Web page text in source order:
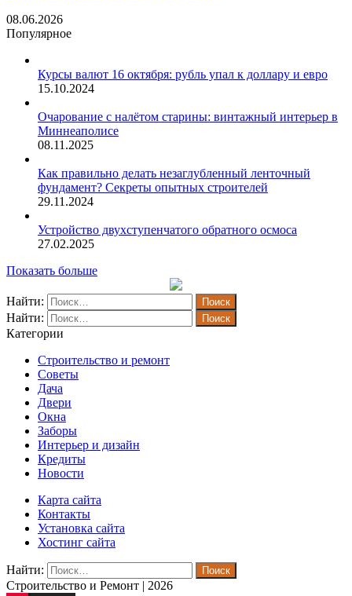
08.06.2026
Популярное
Курсы валют 16 октября: рубль упал к доллару и евро
15.10.2024
Очарование с налётом старины: винтажный интерьер в
Миннеаполисе
08.11.2025
Как правильно делать незаглубленный ленточный
фундамент? Секреты опытных строителей
29.11.2024
Устройство двухступенчатого обратного осмоса
27.02.2025
Показать больше
Найти:
Найти:
Категории
Строительство и ремонт
Советы
Дача
Двери
Окна
Заборы
Интерьер и дизайн
Кредиты
Новости
Карта сайта
Контакты
Установка сайта
Хостинг сайта
Найти:
Строительство и Ремонт | 2026